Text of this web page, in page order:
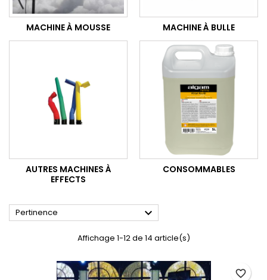
MACHINE À MOUSSE MACHINE À BULLE
AUTRES MACHINES À
EFFECTS
CONSOMMABLES
Pertinence 
Affichage 1-12 de 14 article(s)
favorite_border